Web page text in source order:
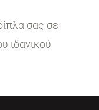
σας σε
ιδανικού